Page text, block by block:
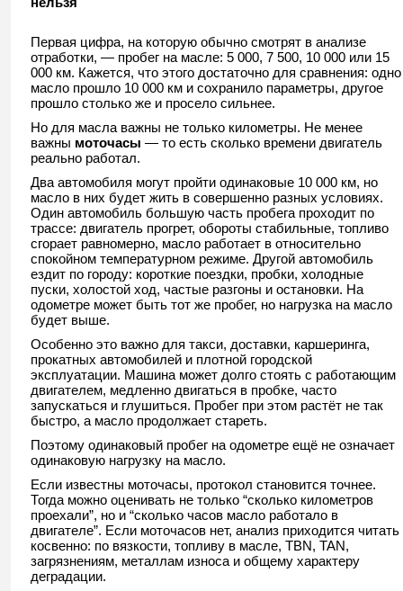
Первая цифра, на которую обычно смотрят в анализе
отработки, — пробег на масле: 5 000, 7 500, 10 000 или 15
000 км. Кажется, что этого достаточно для сравнения: одно
масло прошло 10 000 км и сохранило параметры, другое
прошло столько же и просело сильнее.
Но для масла важны не только километры. Не менее
важны моточасы — то есть сколько времени двигатель
реально работал.
Два автомобиля могут пройти одинаковые 10 000 км, но
масло в них будет жить в совершенно разных условиях.
Один автомобиль большую часть пробега проходит по
трассе: двигатель прогрет, обороты стабильные, топливо
сгорает равномерно, масло работает в относительно
спокойном температурном режиме. Другой автомобиль
ездит по городу: короткие поездки, пробки, холодные
пуски, холостой ход, частые разгоны и остановки. На
одометре может быть тот же пробег, но нагрузка на масло
будет выше.
Особенно это важно для такси, доставки, каршеринга,
прокатных автомобилей и плотной городской
эксплуатации. Машина может долго стоять с работающим
двигателем, медленно двигаться в пробке, часто
запускаться и глушиться. Пробег при этом растёт не так
быстро, а масло продолжает стареть.
Поэтому одинаковый пробег на одометре ещё не означает
одинаковую нагрузку на масло.
Если известны моточасы, протокол становится точнее.
Тогда можно оценивать не только “сколько километров
проехали”, но и “сколько часов масло работало в
двигателе”. Если моточасов нет, анализ приходится читать
косвенно: по вязкости, топливу в масле, TBN, TAN,
загрязнениям, металлам износа и общему характеру
деградации.